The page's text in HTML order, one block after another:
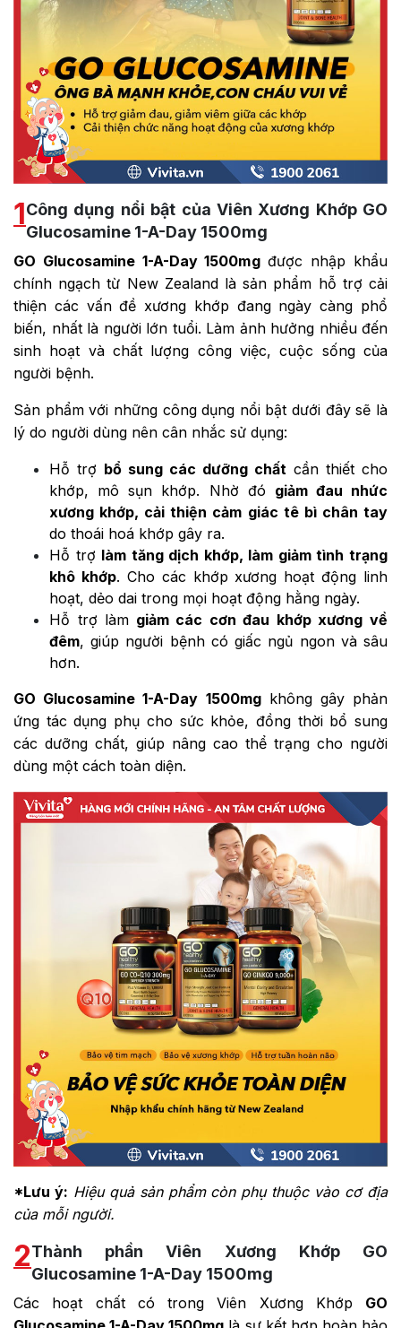
1Công dụng nổi bật của Viên Xương Khớp GO
Glucosamine 1-A-Day 1500mg
GO Glucosamine 1-A-Day 1500mgđược nhập khẩu
chính ngạch từ New Zealandlà sản phẩm hỗ trợ cải
thiện các vấn đề xương khớp đang ngày càng phổ
biến, nhất là người lớn tuổi. Làm ảnh hưởng nhiều đến
sinh hoạt và chất lượng công việc, cuộc sống của
người bệnh.
Sản phẩm với những công dụng nổi bật dưới đây sẽ là
lý do người dùng nên cân nhắc sử dụng:
Hỗ trợ bổ sung các dưỡng chất cần thiết cho
khớp, mô sụn khớp. Nhờ đó giảm đau nhức
xương khớp, cải thiện cảm giác tê bì chân tay
do thoái hoá khớp gây ra.
Hỗ trợ làm tăng dịch khớp, làm giảm tình trạng
khô khớp. Cho các khớp xương hoạt động linh
hoạt, dẻo dai trong mọi hoạt động hằng ngày.
Hỗ trợ làm giảm các cơn đau khớp xương về
đêm, giúp người bệnh có giấc ngủ ngon và sâu
hơn.
GO Glucosamine 1-A-Day 1500mgkhông gây phản
ứng tác dụng phụ cho sức khỏe, đồng thời bổ sung
các dưỡng chất, giúp nâng cao thể trạng cho người
dùng một cách toàn diện.
*Lưu ý: Hiệu quả sản phẩm còn phụ thuộc vào cơ địa
của mỗi người.
2Thành phần Viên Xương Khớp GO
Glucosamine 1-A-Day 1500mg
Các hoạt chất có trongViên Xương Khớp GO